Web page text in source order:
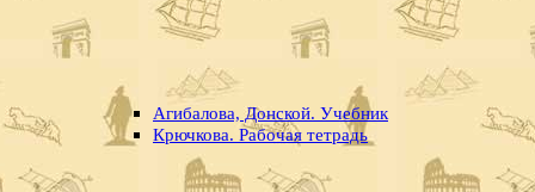
Агибалова, Донской. Учебник
Крючкова. Рабочая тетрадь